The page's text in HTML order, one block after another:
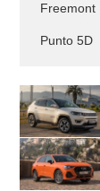
Freemont
Punto 5D